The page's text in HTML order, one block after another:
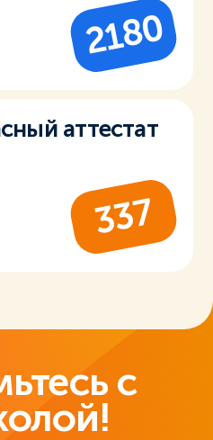
2180
аттестат
337
с